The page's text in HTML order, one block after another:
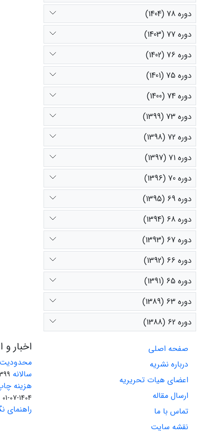
دوره 78 (1404)
دوره 77 (1403)
دوره 76 (1402)
دوره 75 (1401)
دوره 74 (1400)
دوره 73 (1399)
دوره 72 (1398)
دوره 71 (1397)
دوره 70 (1396)
دوره 69 (1395)
دوره 68 (1394)
دوره 67 (1393)
دوره 66 (1392)
دوره 65 (1391)
دوره 63 (1389)
دوره 62 (1388)
صفحه اصلی
درباره نشریه
اعضای هیات تحریریه
ارسال مقاله
تماس با ما
نقشه سایت
اخبار و
محدودیت
سالانه 07-23
هزینه
1404-07-01
راهنمای